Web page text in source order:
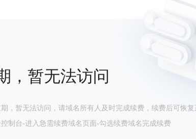
，暂无法访问
，暂无法访问，请域名所有人及时完成续费，续费后可恢复
制台-进入急需续费域名页面-勾选续费域名完成续费